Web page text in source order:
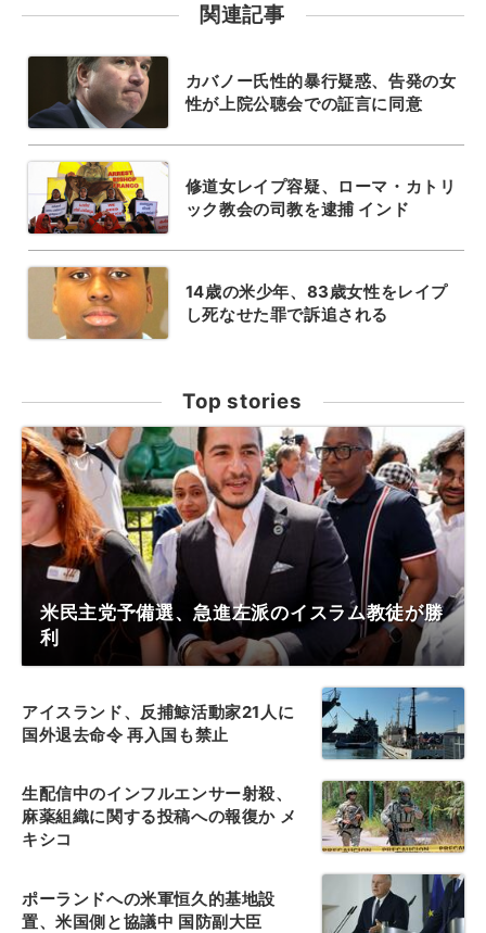
関連記事
カバノー氏性的暴行疑惑、告発の女
性が上院公聴会での証言に同意
修道女レイプ容疑、ローマ・カトリ
ック教会の司教を逮捕 インド
14歳の米少年、83歳女性をレイプ
し死なせた罪で訴追される
Top stories
米民主党予備選、急進左派のイスラム教徒が勝
利
アイスランド、反捕鯨活動家21人に
国外退去命令 再入国も禁止
生配信中のインフルエンサー射殺、
麻薬組織に関する投稿への報復か メ
キシコ
ポーランドへの米軍恒久的基地設
置、米国側と協議中 国防副大臣